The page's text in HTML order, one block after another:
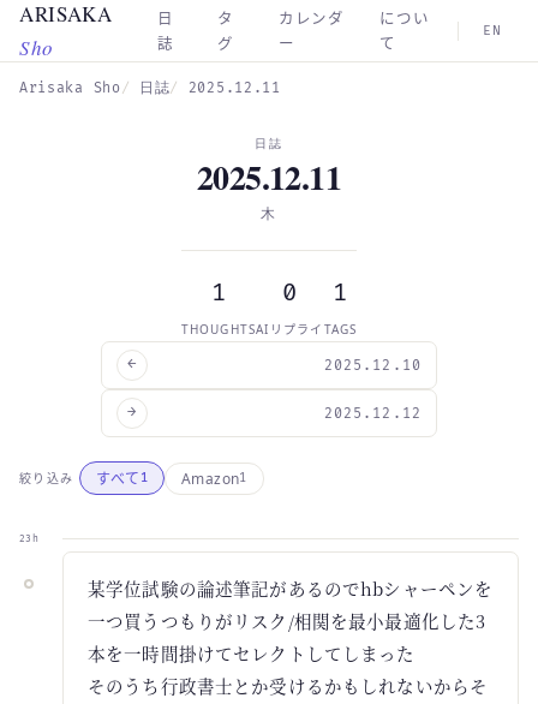
Skip to main content
ARISAKA
Sho
日
誌
タ
グ
カレンダ
ー
につい
て
EN
Arisaka Sho 日誌 2025.12.11
← 2025.12.10
日誌
2025.12.11
木
1
THOUGHTS
0
AIリプライ
1
TAGS
2025.12.12
→
絞り込み すべて 1 Amazon1
23h
某学位試験の論述筆記があるのでhbシャーペンを
一つ買うつもりがリスク/相関を最小最適化した3
本を一時間掛けてセレクトしてしまった
そのうち行政書士とか受けるかもしれないからそ